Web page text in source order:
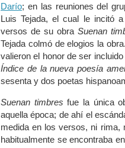
Darío; en las reuniones del
Luis Tejada, el cual le incitó
versos de su obraSuenan
Tejada colmó de elogios la
valieron el honor de ser
Índice de la nueva poesía
sesenta y dos poetas
Suenan timbres fue la única
aquella época; de ahí el
medida en los versos, ni rima,
habitualmente se encontraba